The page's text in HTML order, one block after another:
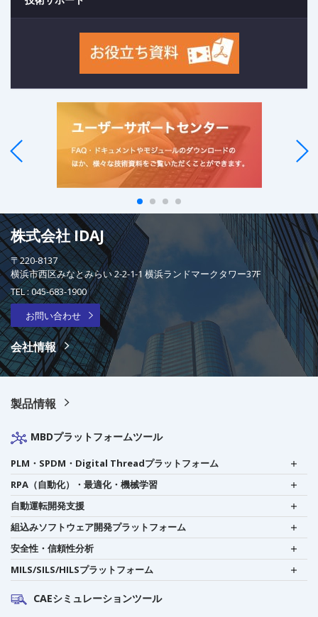
株式会社 IDAJ
〒220-8137
横浜市西区みなとみらい 2-2-1-1 横浜ランドマークタワー37F
TEL :045-683-1900
お問い合わせ
会社情報
製品情報
MBDプラットフォームツール
PLM・SPDM・Digital Threadプラットフォーム
RPA（自動化）・最適化・機械学習
自動運転開発支援
組込みソフトウェア開発プラットフォーム
安全性・信頼性分析
MILS/SILS/HILSプラットフォーム
CAEシミュレーションツール